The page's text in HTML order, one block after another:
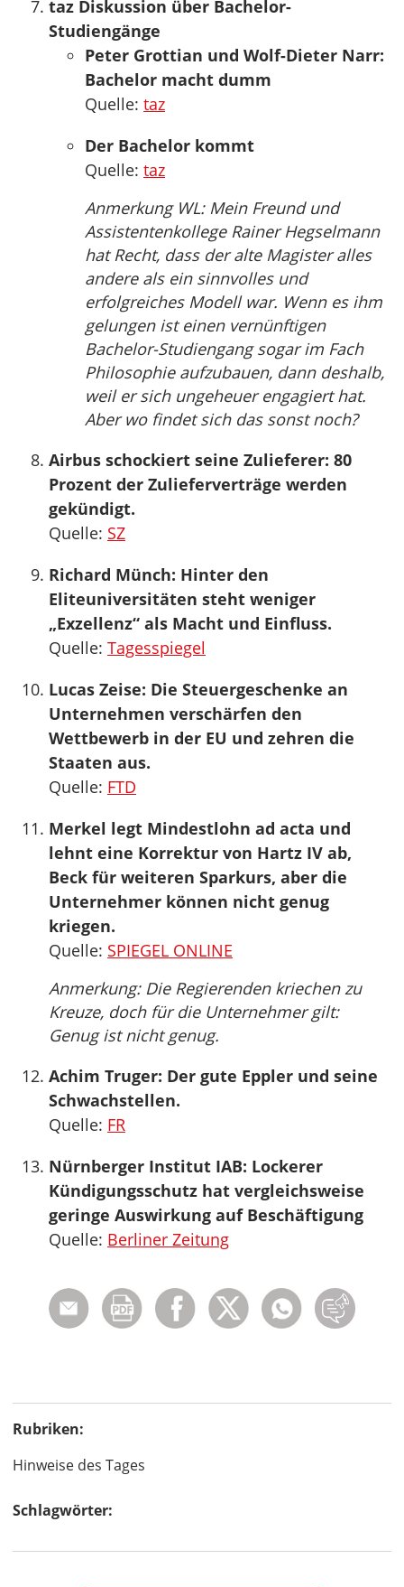
taz Diskussion über Bachelor-
Studiengänge
Peter Grottian und Wolf-Dieter Narr:
Bachelor macht dumm
Quelle: taz
Der Bachelor kommt
Quelle: taz
Anmerkung WL: Mein Freund und
Assistentenkollege Rainer Hegselmann
hat Recht, dass der alte Magister alles
andere als ein sinnvolles und
erfolgreiches Modell war. Wenn es ihm
gelungen ist einen vernünftigen
Bachelor-Studiengang sogar im Fach
Philosophie aufzubauen, dann deshalb,
weil er sich ungeheuer engagiert hat.
Aber wo findet sich das sonst noch?
Airbus schockiert seine Zulieferer: 80
Prozent der Zulieferverträge werden
gekündigt.
Quelle: SZ
Richard Münch: Hinter den
Eliteuniversitäten steht weniger
„Exzellenz“ als Macht und Einfluss.
Quelle: Tagesspiegel
Lucas Zeise: Die Steuergeschenke an
Unternehmen verschärfen den
Wettbewerb in der EU und zehren die
Staaten aus.
Quelle: FTD
Merkel legt Mindestlohn ad acta und
lehnt eine Korrektur von Hartz IV ab,
Beck für weiteren Sparkurs, aber die
Unternehmer können nicht genug
kriegen.
Quelle: SPIEGEL ONLINE
Anmerkung: Die Regierenden kriechen zu
Kreuze, doch für die Unternehmer gilt:
Genug ist nicht genug.
Achim Truger: Der gute Eppler und seine
Schwachstellen.
Quelle: FR
Nürnberger Institut IAB: Lockerer
Kündigungsschutz hat vergleichsweise
geringe Auswirkung auf Beschäftigung
Quelle: Berliner Zeitung
Rubriken:
Hinweise des Tages
Schlagwörter: